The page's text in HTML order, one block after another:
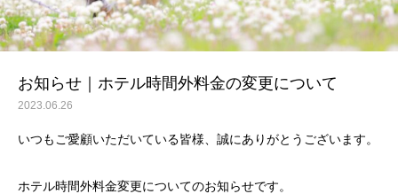
お知らせ｜ホテル時間外料金の変更について
2023.06.26
いつもご愛顧いただいている皆様、誠にありがとうございます。
ホテル時間外料金変更についてのお知らせです。